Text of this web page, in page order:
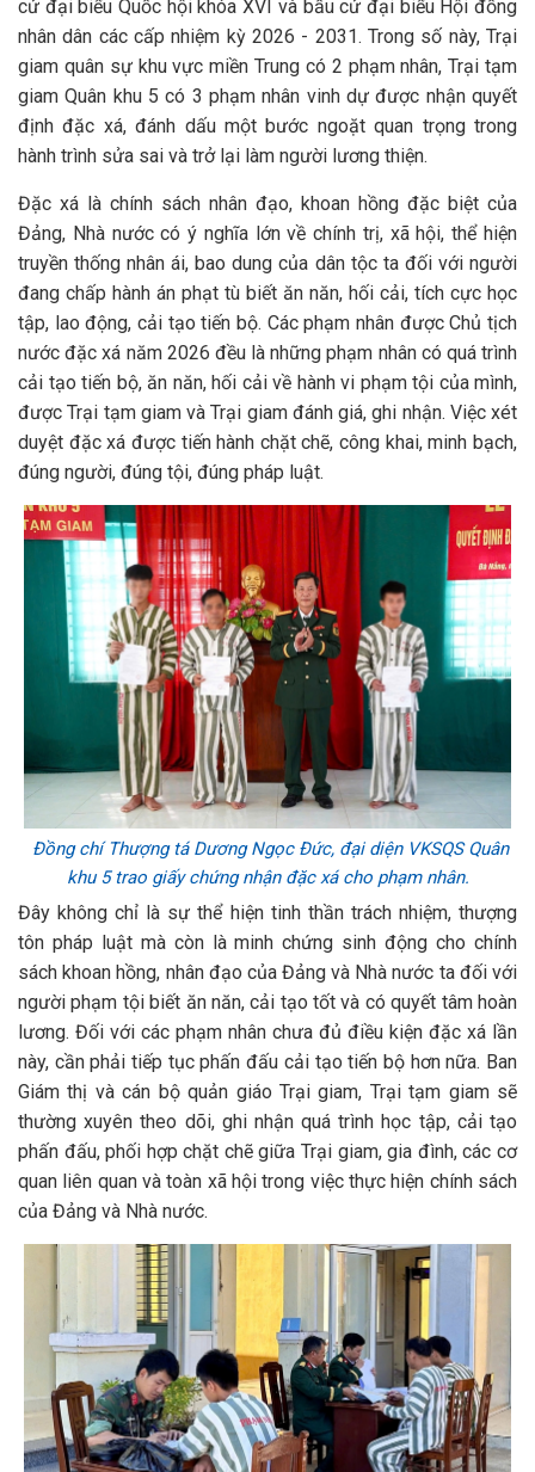
cử đại biểu Quốc hội khóa XVI và bầu cử đại biểu Hội đồng
nhân dân các cấp nhiệm kỳ 2026 - 2031. Trong số này, Trại
giam quân sự khu vực miền Trung có 2 phạm nhân, Trại tạm
giam Quân khu 5 có 3 phạm nhân vinh dự được nhận quyết
định đặc xá, đánh dấu một bước ngoặt quan trọng trong
hành trình sửa sai và trở lại làm người lương thiện.
Đặc xá là chính sách nhân đạo, khoan hồng đặc biệt của
Đảng, Nhà nước có ý nghĩa lớn về chính trị, xã hội, thể hiện
truyền thống nhân ái, bao dung của dân tộc ta đối với người
đang chấp hành án phạt tù biết ăn năn, hối cải, tích cực học
tập, lao động, cải tạo tiến bộ. Các phạm nhân được Chủ tịch
nước đặc xá năm 2026 đều là những phạm nhân có quá trình
cải tạo tiến bộ, ăn năn, hối cải về hành vi phạm tội của mình,
được Trại tạm giam và Trại giam đánh giá, ghi nhận. Việc xét
duyệt đặc xá được tiến hành chặt chẽ, công khai, minh bạch,
đúng người, đúng tội, đúng pháp luật.
Đồng chí Thượng tá Dương Ngọc Đức, đại diện VKSQS Quân
khu 5 trao giấy chứng nhận đặc xá cho phạm nhân.
Đây không chỉ là sự thể hiện tinh thần trách nhiệm, thượng
tôn pháp luật mà còn là minh chứng sinh động cho chính
sách khoan hồng, nhân đạo của Đảng và Nhà nước ta đối với
người phạm tội biết ăn năn, cải tạo tốt và có quyết tâm hoàn
lương. Đối với các phạm nhân chưa đủ điều kiện đặc xá lần
này, cần phải tiếp tục phấn đấu cải tạo tiến bộ hơn nữa. Ban
Giám thị và cán bộ quản giáo Trại giam, Trại tạm giam sẽ
thường xuyên theo dõi, ghi nhận quá trình học tập, cải tạo
phấn đấu, phối hợp chặt chẽ giữa Trại giam, gia đình, các cơ
quan liên quan và toàn xã hội trong việc thực hiện chính sách
của Đảng và Nhà nước.